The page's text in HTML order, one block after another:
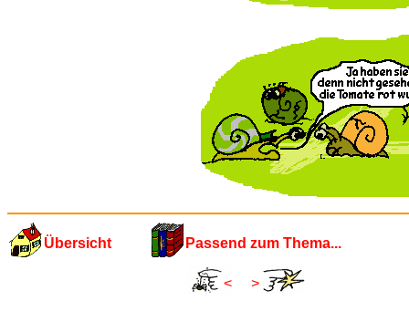
Übersicht Passend zum Thema...
< >